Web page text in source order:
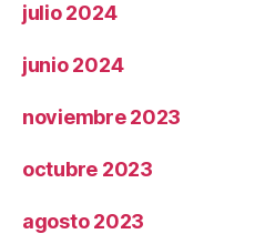
julio 2024
junio 2024
noviembre 2023
octubre 2023
agosto 2023